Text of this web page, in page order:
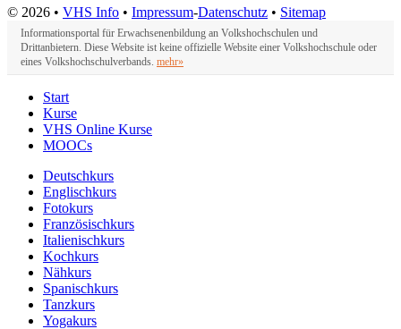
© 2026 • VHS Info • Impressum-Datenschutz • Sitemap
Informationsportal für Erwachsenenbildung an Volkshochschulen und
Drittanbietern. Diese Website ist keine offizielle Website einer Volkshochschule oder
eines Volkshochschulverbands. mehr»
Start
Kurse
VHS Online Kurse
MOOCs
Deutschkurs
Englischkurs
Fotokurs
Französischkurs
Italienischkurs
Kochkurs
Nähkurs
Spanischkurs
Tanzkurs
Yogakurs